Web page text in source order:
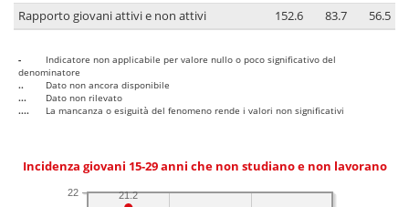
Rapporto giovani attivi e non attivi 152.6 83.7 56.5
-
Indicatore non applicabile per valore nullo o poco significativo del
denominatore
..
Dato non ancora disponibile
...
Dato non rilevato
....
La mancanza o esiguità del fenomeno rende i valori non significativi
Incidenza giovani 15-29 anni che non studiano e non lavorano
22 21.2